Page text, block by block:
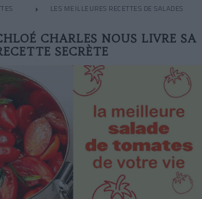
LES MEILLEURES RECETTES DE SALADES
CHARLES NOUS LIVRE SA
SECRÈTE